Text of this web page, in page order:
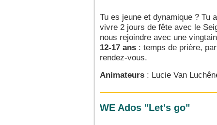
Tu es jeune et dynamique ? Tu
vivre 2 jours de fête avec le
nous rejoindre avec une
12-17 ans : temps de prière,
rendez-vous.
Animateurs : Lucie Van
WE Ados "Let's go"